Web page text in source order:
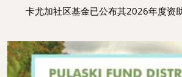
卡尤加社区基金已公布其2026年度资